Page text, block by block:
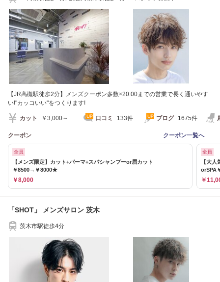
【JR高槻駅徒歩2分】メンズクーポン多数×20:00までの営業で長く通いやす
い!"カッコいい"をつくります!
カット ￥3,000～ 口コミ 133件 ブログ 1675件
クーポン クーポン一覧へ
全員
【メンズ限定】カット+パーマ+スパシャンプーor眉カット
￥8500→￥8000★
￥8,000
全員
【大
orSPA
￥
「SHOT」 メンズサロン 茨木
茨木市駅徒歩4分